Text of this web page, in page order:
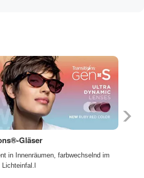
Gläser
in Innenräumen, farbwechselnd im
Lichteinfal.l